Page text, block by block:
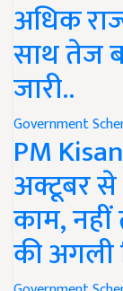
अधिक
साथ तेज
जारी..
Government
PM
अक्टूबर से
काम,
की अगली